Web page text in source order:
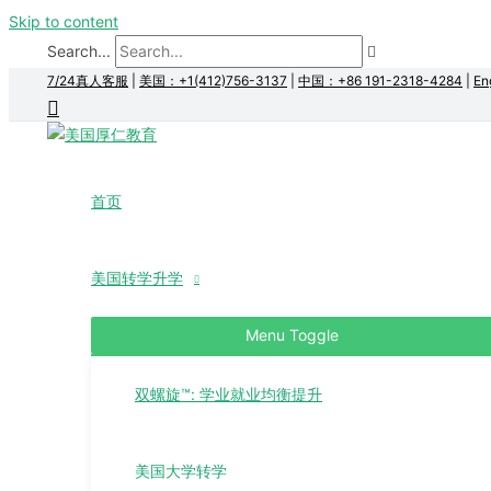
Skip to content
Search...
7/24真人客服 美国：+1(412)756-3137 中国：+86 191-2318-4284
首页
美国转学升学
Menu Toggle
双螺旋™: 学业就业均衡提升
美国大学转学